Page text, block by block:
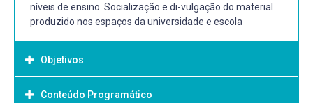
níveis de ensino. Socialização e di-vulgação do material
produzido nos espaços da universidade e escola
Objetivos
Objetivo Geral:
Conteúdo Programático